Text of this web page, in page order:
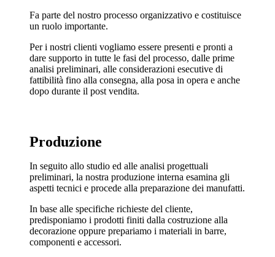
Fa parte del nostro processo organizzativo e costituisce
un ruolo importante.
Per i nostri clienti vogliamo essere presenti e pronti a
dare supporto in tutte le fasi del processo, dalle prime
analisi preliminari, alle considerazioni esecutive di
fattibilità fino alla consegna, alla posa in opera e anche
dopo durante il post vendita.
Produzione
In seguito allo studio ed alle analisi progettuali
preliminari, la nostra produzione interna esamina gli
aspetti tecnici e procede alla preparazione dei manufatti.
In base alle specifiche richieste del cliente,
predisponiamo i prodotti finiti dalla costruzione alla
decorazione oppure prepariamo i materiali in barre,
componenti e accessori.